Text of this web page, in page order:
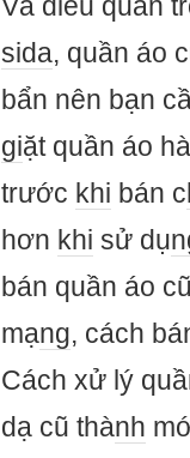
Và điều quan
sida, quần áo
bẩn nên bạn
giặt quần áo hà
trước khi bán c
hơn khi sử dụ
bán quần áo
mạng, cách
Cách xử lý
dạ cũ thành